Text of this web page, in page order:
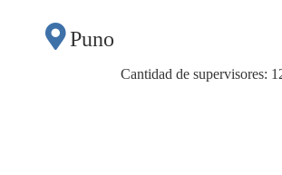
Puno
Cantidad de supervisores: